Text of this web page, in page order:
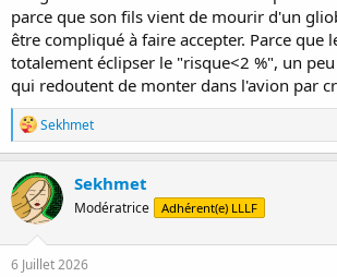
parce que son fils vient de mourir d'un
être compliqué à faire accepter. Parce que
totalement éclipser le "risque<2 %", un
qui redoutent de monter dans l'avion par
R
é
a
c
t
i
o
n
s
Sekhmet
Sekhmet
Modératrice Adhérent(e) LLLF
6 Juillet 2026